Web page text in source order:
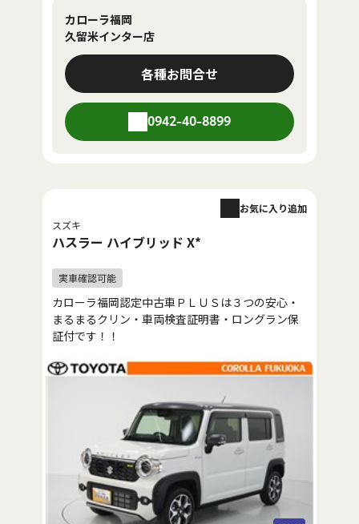
カローラ福岡
久留米インター店
各種お問合せ
0942-40-8899
スズキ
ハスラー ハイブリッド X*
お気に入り追加
カローラ福岡認定中古車ＰＬＵＳは３つの安心・
まるまるクリン・車両検査証明書・ロングラン保
証付です！！